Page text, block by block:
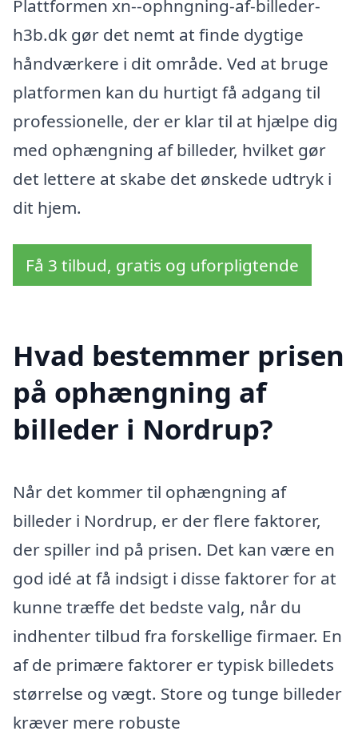
Plattformen xn--ophngning-af-billeder-
h3b.dk gør det nemt at finde dygtige
håndværkere i dit område. Ved at bruge
platformen kan du hurtigt få adgang til
professionelle, der er klar til at hjælpe dig
med ophængning af billeder, hvilket gør
det lettere at skabe det ønskede udtryk i
dit hjem.
Få 3 tilbud, gratis og uforpligtende
Hvad bestemmer prisen
på ophængning af
billeder i Nordrup?
Når det kommer til ophængning af
billeder i Nordrup, er der flere faktorer,
der spiller ind på prisen. Det kan være en
god idé at få indsigt i disse faktorer for at
kunne træffe det bedste valg, når du
indhenter tilbud fra forskellige firmaer. En
af de primære faktorer er typisk billedets
størrelse og vægt. Store og tunge billeder
kræver mere robuste